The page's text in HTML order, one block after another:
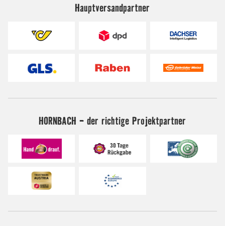
Hauptversandpartner
HORNBACH - der richtige Projektpartner